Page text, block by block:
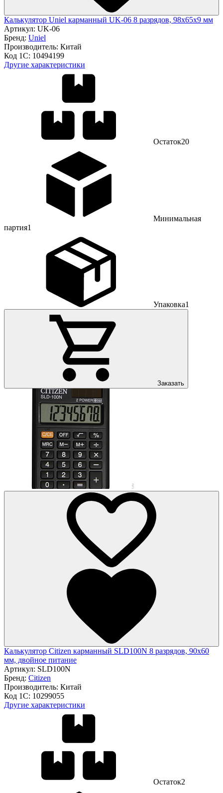
Калькулятор Uniel карманный UK-06 8 разрядов, 98х65х9 мм
Артикул: UK-06
Бренд: Uniel
Производитель: Китай
Код 1С: 10494199
Другие характеристики
Остаток20
Минимальная
партия1
Упаковка1
Заказать
Калькулятор Citizen карманный SLD100N 8 разрядов, 90х60
мм, двойное питание
Артикул: SLD100N
Бренд: Citizen
Производитель: Китай
Код 1С: 10299055
Другие характеристики
Остаток2